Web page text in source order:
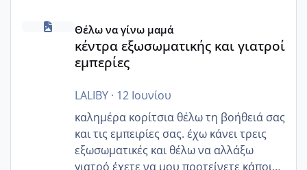
κέντρα εξωσωματικής και γιατροί εμπερίες
Θέλω να γίνω μαμά
κέντρα εξωσωματικής και γιατροί
εμπερίες
LALIBY· 12 Ιουνίου
καλημέρα κορίτσια θέλω τη βοήθειά σας
και τις εμπειρίες σας. έχω κάνει τρεις
εξωσωματικές και θέλω να αλλάξω
γιατρό έχετε να μου προτείνετε κάποιον